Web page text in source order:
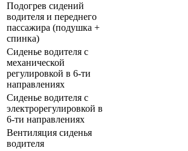
Подогрев сидений
водителя и переднего
пассажира (подушка +
спинка)
Сиденье водителя с
механической
регулировкой в 6-ти
направлениях
Сиденье водителя с
электрорегулировкой в
6-ти направлениях
Вентиляция сиденья
водителя